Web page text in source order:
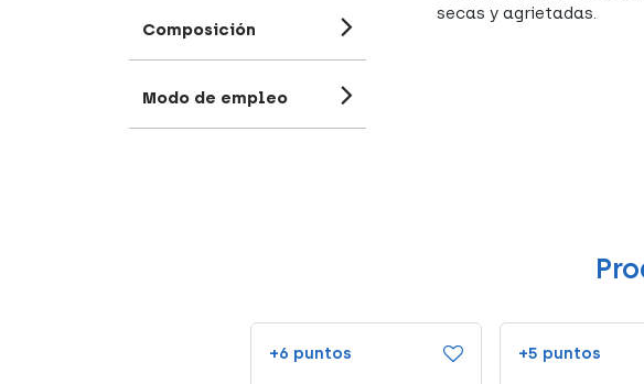
Composición
Modo de empleo
secas y agrietadas.
+6 puntos +5 puntos